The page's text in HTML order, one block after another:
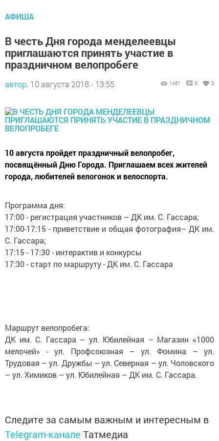
АФИША
В честь Дня города менделеевцы
приглашаются принять участие в
праздничном велопробеге
автор, 10 августа 2018 - 13:55 1461 0 0
10 августа пройдет праздничный велопробег,
посвящённый Дню Города. Приглашаем всех жителей
города, любителей велогонок и велоспорта.
Программа дня:
17:00 - регистрация участников – ДК им. С. Гассара;
17:00-17:15 - приветствие и общая фотография– ДК им.
С. Гассара;
17:15 - 17:30 - интерактив и конкурсы
17:30 - старт по маршруту - ДК им. С. Гассара
Маршрут велопробега:
ДК им. С. Гассара – ул. Юбилейная – Магазин «1000
мелочей» - ул. Профсоюзная – ул. Фомина – ул.
Трудовая – ул. Дружбы – ул. Северная – ул. Чоловского
– ул. Химиков – ул. Юбилейная – ДК им. С. Гассара.
Следите за самым важным и интересным в
Telegram-канале Татмедиа